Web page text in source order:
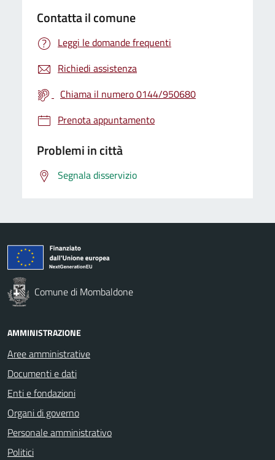
Contatta il comune
Leggi le domande frequenti
Richiedi assistenza
Chiama il numero 0144/950680
Prenota appuntamento
Problemi in città
Segnala disservizio
Comune di Mombaldone
AMMINISTRAZIONE
Aree amministrative
Documenti e dati
Enti e fondazioni
Organi di governo
Personale amministrativo
Politici